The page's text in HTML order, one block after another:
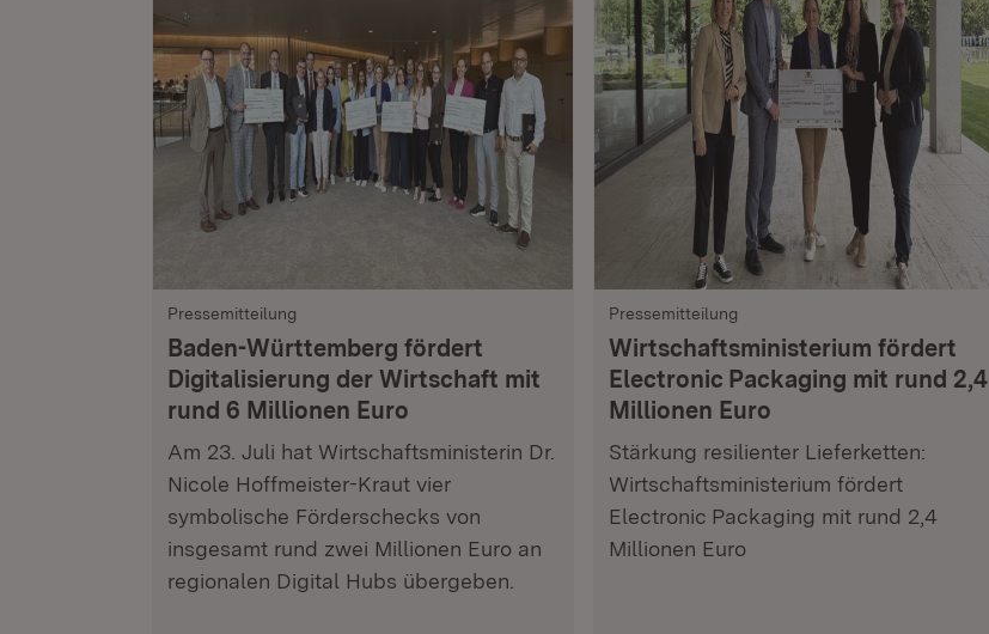
Pressemitteilung
Baden-Württemberg fördert
Digitalisierung der Wirtschaft mit
rund 6 Millionen Euro
Am 23. Juli hat Wirtschaftsministerin Dr.
Nicole Hoffmeister-Kraut vier
symbolische Förderschecks von
insgesamt rund zwei Millionen Euro an
regionalen Digital Hubs übergeben.
Pressemitteilung
Wirtschaftsministerium fördert
Electronic Packaging mit rund 2,4
Millionen Euro
Stärkung resilienter Lieferketten:
Wirtschaftsministerium fördert
Electronic Packaging mit rund 2,4
Millionen Euro